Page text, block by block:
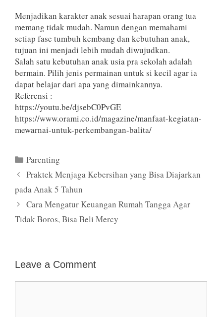
Menjadikan karakter anak sesuai harapan orang tua
memang tidak mudah. Namun dengan memahami
setiap fase tumbuh kembang dan kebutuhan anak,
tujuan ini menjadi lebih mudah diwujudkan.
Salah satu kebutuhan anak usia pra sekolah adalah
bermain. Pilih jenis permainan untuk si kecil agar ia
dapat belajar dari apa yang dimainkannya.
Referensi :
https://youtu.be/djsebC0PvGE
https://www.orami.co.id/magazine/manfaat-kegiatan-
mewarnai-untuk-perkembangan-balita/
Categories
Parenting
Praktek Menjaga Kebersihan yang Bisa Diajarkan
pada Anak 5 Tahun
Cara Mengatur Keuangan Rumah Tangga Agar
Tidak Boros, Bisa Beli Mercy
Leave a Comment